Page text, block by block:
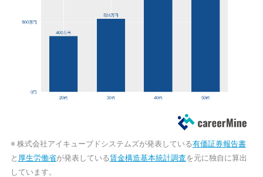
※ 株式会社アイキューブドシステムズが発表している有価証券報告書
と 厚生労働省が発表している賃金構造基本統計調査を元に独自に算出
しています。